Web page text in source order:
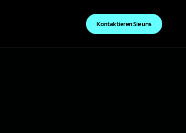
Kontaktieren Sie uns